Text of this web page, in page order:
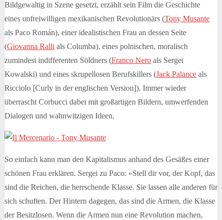
Bildgewaltig in Szene gesetzt, erzählt sein Film die Geschichte
eines unfreiwilligen mexikanischen Revolutionärs (Tony Musante
als Paco Román), einer idealistischen Frau an dessen Seite
(Giovanna Ralli als Columba), eines polnischen, moralisch
zumindest indifferenten Söldners (Franco Nero als Sergei
Kowalski) und eines skrupellosen Berufskillers (Jack Palance als
Ricciolo [Curly in der englischen Version]). Immer wieder
überrascht Corbucci dabei mit großartigen Bildern, umwerfenden
Dialogen und wahnwitzigen Ideen.
So einfach kann man den Kapitalismus anhand des Gesäßes einer
schönen Frau erklären. Sergei zu Paco: »Stell dir vor, der Kopf, das
sind die Reichen, die herrschende Klasse. Sie lassen alle anderen für
sich schuften. Der Hintern dagegen, das sind die Armen, die Klasse
der Besitzlosen. Wenn die Armen nun eine Revolution machen,